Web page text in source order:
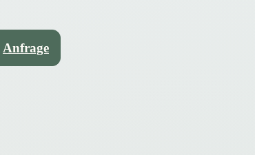
Anfrage